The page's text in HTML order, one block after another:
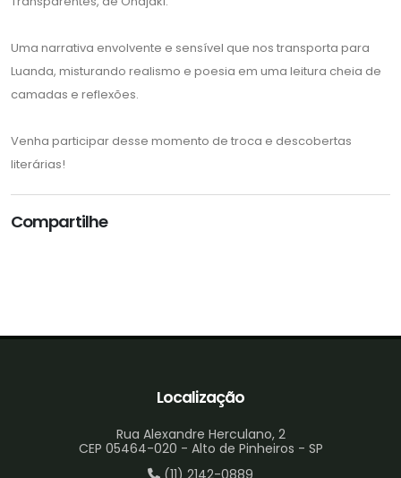
Uma narrativa envolvente e sensível que nos transporta para
Luanda, misturando realismo e poesia em uma leitura cheia de
camadas e reflexões.
Venha participar desse momento de troca e descobertas
literárias!
Compartilhe
Localização
Rua Alexandre Herculano, 2
CEP 05464-020 - Alto de Pinheiros - SP
(11) 2142-0889